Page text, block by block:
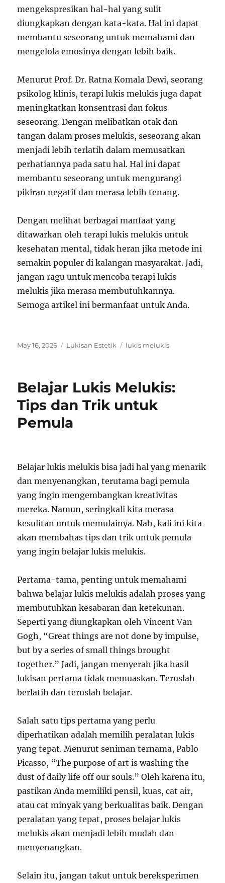
mengekspresikan hal-hal yang sulit
diungkapkan dengan kata-kata. Hal ini dapat
membantu seseorang untuk memahami dan
mengelola emosinya dengan lebih baik.
Menurut Prof. Dr. Ratna Komala Dewi, seorang
psikolog klinis, terapi lukis melukis juga dapat
meningkatkan konsentrasi dan fokus
seseorang. Dengan melibatkan otak dan
tangan dalam proses melukis, seseorang akan
menjadi lebih terlatih dalam memusatkan
perhatiannya pada satu hal. Hal ini dapat
membantu seseorang untuk mengurangi
pikiran negatif dan merasa lebih tenang.
Dengan melihat berbagai manfaat yang
ditawarkan oleh terapi lukis melukis untuk
kesehatan mental, tidak heran jika metode ini
semakin populer di kalangan masyarakat. Jadi,
jangan ragu untuk mencoba terapi lukis
melukis jika merasa membutuhkannya.
Semoga artikel ini bermanfaat untuk Anda.
Posted
May 16, 2026 Categories
Lukisan Estetik Tags
lukis melukis
Belajar Lukis Melukis:
Tips dan Trik untuk
Pemula
Belajar lukis melukis bisa jadi hal yang menarik
dan menyenangkan, terutama bagi pemula
yang ingin mengembangkan kreativitas
mereka. Namun, seringkali kita merasa
kesulitan untuk memulainya. Nah, kali ini kita
akan membahas tips dan trik untuk pemula
yang ingin belajar lukis melukis.
Pertama-tama, penting untuk memahami
bahwa belajar lukis melukis adalah proses yang
membutuhkan kesabaran dan ketekunan.
Seperti yang diungkapkan oleh Vincent Van
Gogh, “Great things are not done by impulse,
but by a series of small things brought
together.” Jadi, jangan menyerah jika hasil
lukisan pertama tidak memuaskan. Teruslah
berlatih dan teruslah belajar.
Salah satu tips pertama yang perlu
diperhatikan adalah memilih peralatan lukis
yang tepat. Menurut seniman ternama, Pablo
Picasso, “The purpose of art is washing the
dust of daily life off our souls.” Oleh karena itu,
pastikan Anda memiliki pensil, kuas, cat air,
atau cat minyak yang berkualitas baik. Dengan
peralatan yang tepat, proses belajar lukis
melukis akan menjadi lebih mudah dan
menyenangkan.
Selain itu, jangan takut untuk bereksperimen